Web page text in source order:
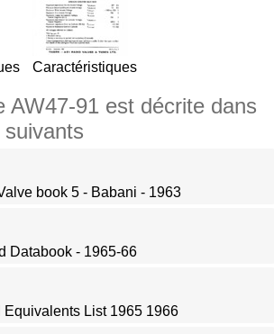
Caractéristiques
AW47-91 est décrite dans
book 5 - Babani - 1963
Databook - 1965-66
Equivalents List 1965 1966